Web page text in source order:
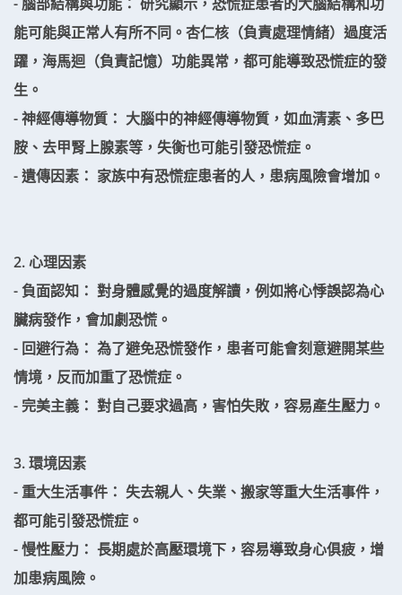
能可能與正常人有所不同。杏仁核（負責處理情緒）過度活
躍，海馬迴（負責記憶）功能異常，都可能導致恐慌症的發
生。
- 神經傳導物質： 大腦中的神經傳導物質，如血清素、多巴
胺、去甲腎上腺素等，失衡也可能引發恐慌症。
- 遺傳因素： 家族中有恐慌症患者的人，患病風險會增加。
2. 心理因素
- 負面認知： 對身體感覺的過度解讀，例如將心悸誤認為心
臟病發作，會加劇恐慌。
- 回避行為： 為了避免恐慌發作，患者可能會刻意避開某些
情境，反而加重了恐慌症。
- 完美主義： 對自己要求過高，害怕失敗，容易產生壓力。
3. 環境因素
- 重大生活事件： 失去親人、失業、搬家等重大生活事件，
都可能引發恐慌症。
- 慢性壓力： 長期處於高壓環境下，容易導致身心俱疲，增
加患病風險。